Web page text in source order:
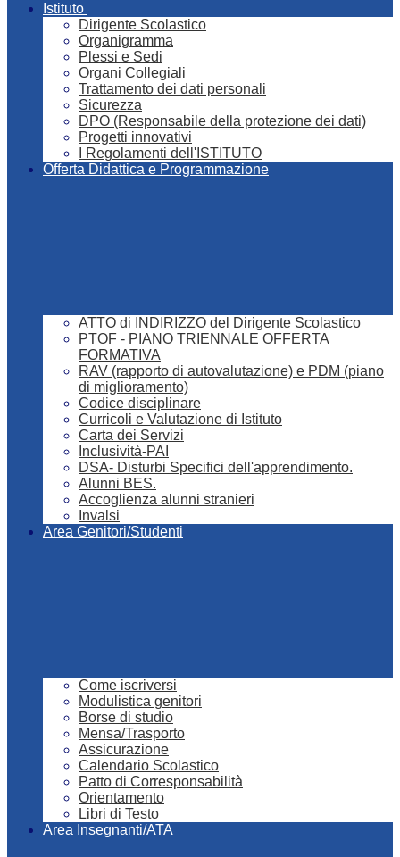
Istituto
Dirigente Scolastico
Organigramma
Plessi e Sedi
Organi Collegiali
Trattamento dei dati personali
Sicurezza
DPO (Responsabile della protezione dei dati)
Progetti innovativi
I Regolamenti dell'ISTITUTO
Offerta Didattica e Programmazione
ATTO di INDIRIZZO del Dirigente Scolastico
PTOF - PIANO TRIENNALE OFFERTA
FORMATIVA
RAV (rapporto di autovalutazione) e PDM (piano
di miglioramento)
Codice disciplinare
Curricoli e Valutazione di Istituto
Carta dei Servizi
Inclusività-PAI
DSA- Disturbi Specifici dell'apprendimento.
Alunni BES.
Accoglienza alunni stranieri
Invalsi
Area Genitori/Studenti
Come iscriversi
Modulistica genitori
Borse di studio
Mensa/Trasporto
Assicurazione
Calendario Scolastico
Patto di Corresponsabilità
Orientamento
Libri di Testo
Area Insegnanti/ATA